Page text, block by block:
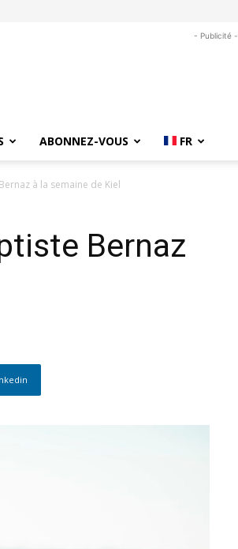
- Publicité -
ABONNEZ-VOUS FR
à la semaine de Kiel
Bernaz